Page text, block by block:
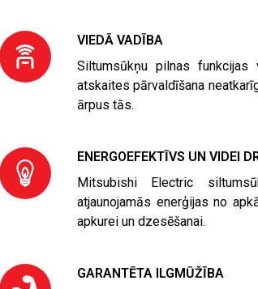
VIEDĀ VADĪBA
Siltumsūkņu pilnas funkcijas
atskaites pārvaldīšana
ārpus tās.
ENERGOEFEKTĪVS UN VIDEI
Mitsubishi Electric
atjaunojamās enerģijas no
apkurei un dzesēšanai.
GARANTĒTA ILGMŪŽĪBA